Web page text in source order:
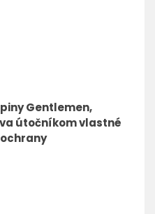
Gentlemen,
útočníkom vlastné